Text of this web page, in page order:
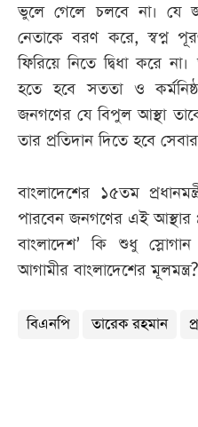
ভুলে গেলে চলবে না। যে
নেতাকে বরণ করে, স্বপ্ন
ফিরিয়ে নিতে দ্বিধা করে
হতে হবে সততা ও
জনগণের যে বিপুল আস্থা
তার প্রতিদান দিতে হবে
বাংলাদেশের ১৫তম
পারবেন জনগণের এই আস্থার
বাংলাদেশ’ কি শুধু
আগামীর বাংলাদেশের
বিএনপি তারেক রহমান